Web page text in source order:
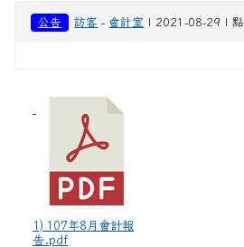
公告 訪客 -會計室 | 2021-08-29 |
1) 107年8月會計報
告.pdf